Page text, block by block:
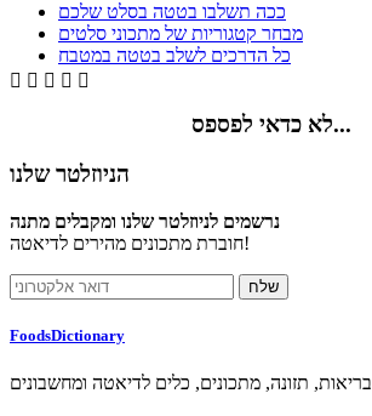
ככה תשלבו בטטה בסלט שלכם
מבחר קטגוריות של מתכוני סלטים
כל הדרכים לשלב בטטה במטבח
    
לא כדאי לפספס...
הניוזלטר שלנו
נרשמים לניוזלטר שלנו ומקבלים מתנה
חוברת מתכונים מהירים לדיאטה!
FoodsDictionary
בריאות, תזונה, מתכונים, כלים לדיאטה ומחשבונים